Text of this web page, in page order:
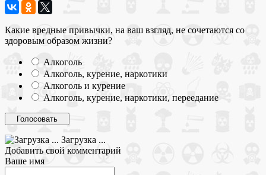
Какие вредные привычки, на ваш взгляд, не сочетаются со
здоровым образом жизни?
Алкоголь
Алкоголь, курение, наркотики
Алкоголь и курение
Алкоголь, курение, наркотики, переедание
Загрузка ...
Добавить свой комментарий
Ваше имя